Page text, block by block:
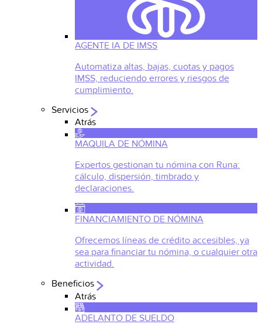
AGENTE IA DE IMSS
Automatiza altas, bajas, cuotas y pagos
IMSS, reduciendo errores y riesgos de
cumplimiento.
Servicios
Atrás
MAQUILA DE NÓMINA
Expertos gestionan tu nómina con Runa:
cálculo, dispersión, timbrado y
declaraciones.
FINANCIAMIENTO DE NÓMINA
Ofrecemos líneas de crédito accesibles, ya
sea para financiar tu nómina, o cualquier otra
actividad.
Beneficios
Atrás
ADELANTO DE SUELDO